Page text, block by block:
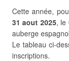
Cette année,
31 aout 2025, le
auberge
Le tableau ci-
inscriptions.